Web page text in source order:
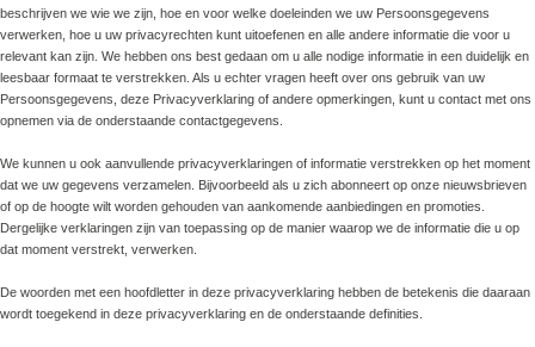
beschrijven we wie we zijn, hoe en voor welke doeleinden we uw Persoonsgegevens
verwerken, hoe u uw privacyrechten kunt uitoefenen en alle andere informatie die voor u
relevant kan zijn. We hebben ons best gedaan om u alle nodige informatie in een duidelijk en
leesbaar formaat te verstrekken. Als u echter vragen heeft over ons gebruik van uw
Persoonsgegevens, deze Privacyverklaring of andere opmerkingen, kunt u contact met ons
opnemen via de onderstaande contactgegevens.
We kunnen u ook aanvullende privacyverklaringen of informatie verstrekken op het moment
dat we uw gegevens verzamelen. Bijvoorbeeld als u zich abonneert op onze nieuwsbrieven
of op de hoogte wilt worden gehouden van aankomende aanbiedingen en promoties.
Dergelijke verklaringen zijn van toepassing op de manier waarop we de informatie die u op
dat moment verstrekt, verwerken.
De woorden met een hoofdletter in deze privacyverklaring hebben de betekenis die daaraan
wordt toegekend in deze privacyverklaring en de onderstaande definities.